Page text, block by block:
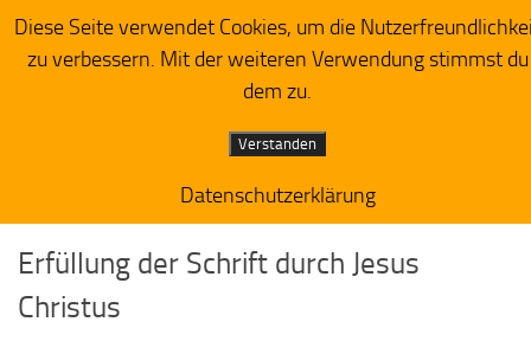
Zum Inhalt springen
Herzensacker
PREDIGTIMPRESSIONEN
Erfüllung der Schrift durch Jesus
Christus
Diese Seite verwendet Cookies, um die
zu verbessern. Mit der weiteren Verwendung stimmst du
dem zu.
Verstanden
Datenschutzerklärung